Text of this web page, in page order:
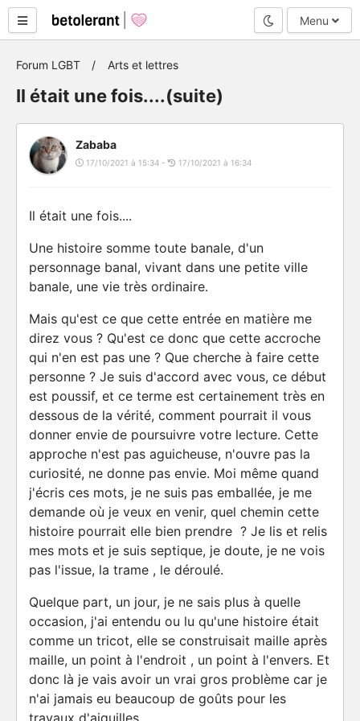
Mode nuit
Menu
Forum LGBT Arts et lettres
Il était une fois....(suite)
Zababa
17/10/2021 à 15:34 - 17/10/2021 à 16:34
Il était une fois....
Une histoire somme toute banale, d'un
personnage banal, vivant dans une petite ville
banale, une vie très ordinaire.
Mais qu'est ce que cette entrée en matière me
direz vous ? Qu'est ce donc que cette accroche
qui n'en est pas une ? Que cherche à faire cette
personne ? Je suis d'accord avec vous, ce début
est poussif, et ce terme est certainement très en
dessous de la vérité, comment pourrait il vous
donner envie de poursuivre votre lecture. Cette
approche n'est pas aguicheuse, n'ouvre pas la
curiosité, ne donne pas envie. Moi même quand
j'écris ces mots, je ne suis pas emballée, je me
demande où je veux en venir, quel chemin cette
histoire pourrait elle bien prendre ? Je lis et relis
mes mots et je suis septique, je doute, je ne vois
pas l'issue, la trame , le déroulé.
Quelque part, un jour, je ne sais plus à quelle
occasion, j'ai entendu ou lu qu'une histoire était
comme un tricot, elle se construisait maille après
maille, un point à l'endroit , un point à l'envers. Et
donc là je vais avoir un vrai gros problème car je
n'ai jamais eu beaucoup de goûts pour les
travaux d'aiguilles.